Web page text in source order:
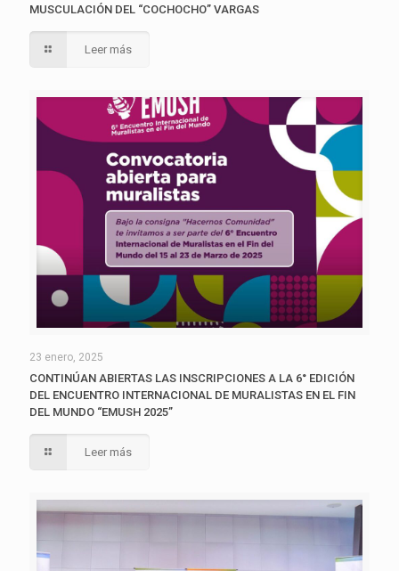
MUSCULACIÓN DEL “COCHOCHO” VARGAS
Leer más
23 enero, 2025
CONTINÚAN ABIERTAS LAS INSCRIPCIONES A LA 6° EDICIÓN
DEL ENCUENTRO INTERNACIONAL DE MURALISTAS EN EL FIN
DEL MUNDO “EMUSH 2025”
Leer más